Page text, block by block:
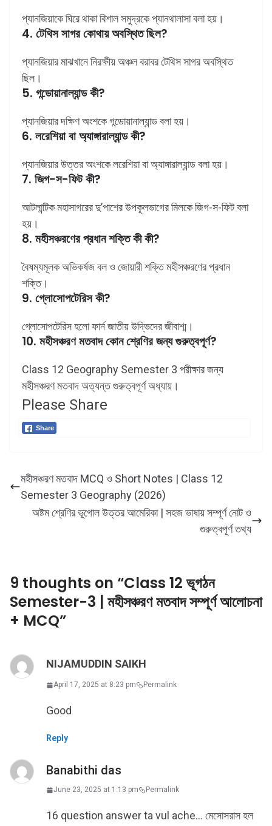
প্যানজিয়াকে ঘিরে থাকা বিশাল সমুদ্রকে প্যানথালাসা বলা হয়।
4. টেথিস সাগর কোথায় অবস্থিত ছিল?
প্যানজিয়ার মাঝখানে নিরক্ষীয় অঞ্চল বরাবর টেথিস সাগর অবস্থিত
ছিল।
5. গন্ডোয়ানাল্যান্ড কী?
প্যানজিয়ার দক্ষিণ অংশকে গন্ডোয়ানাল্যান্ড বলা হয়।
6. লরেশিয়া বা অ্যাঙ্গারাল্যান্ড কী?
প্যানজিয়ার উত্তর অংশকে লরেশিয়া বা অ্যাঙ্গারাল্যান্ড বলা হয়।
7. জিগ-স-ফিট কী?
আটলান্টিক মহাসাগরের দু’পাশের উপকূলভাগের মিলকে জিগ-স-ফিট বলা
হয়।
8. মহীসঞ্চরণের প্রধান শক্তি কী কী?
বৈষম্যমূলক অভিকর্ষজ বল ও জোয়ারী শক্তি মহীসঞ্চরণের প্রধান
শক্তি।
9. গ্লোসোপটেরিস কী?
গ্লোসোপটেরিস হলো ফার্ন জাতীয় উদ্ভিদের জীবাশ্ম।
10. মহীসঞ্চরণ মতবাদ কোন শ্রেণির জন্য গুরুত্বপূর্ণ?
Class 12 Geography Semester 3 পরীক্ষার জন্য
মহীসঞ্চরণ মতবাদ অত্যন্ত গুরুত্বপূর্ণ অধ্যায়।
Please Share
Share
মহীসঞ্চরণ মতবাদ MCQ ও Short Notes | Class 12
Semester 3 Geography (2026)
অষ্টম শ্রেণির ভূগোল উত্তর আমেরিকা | সহজ ভাষায় সম্পূর্ণ নোট ও
গুরুত্বপূর্ণ তথ্য
9 thoughts on “Class 12 ভূগঠন
Semester-3 | মহীসঞ্চরণ মতবাদ সম্পূর্ণ আলোচনা
+ MCQ”
NIJAMUDDIN SAIKH
April 17, 2025 at 8:23 pm Permalink
Good
Reply
Banabithi das
June 23, 2025 at 1:13 pm Permalink
16 question answer ta vul ache… মেসোসরাস হল